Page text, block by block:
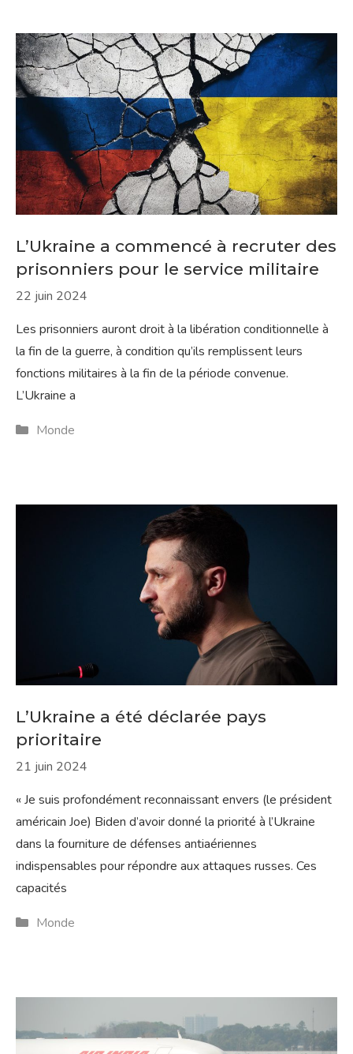
L’Ukraine a commencé à recruter des
prisonniers pour le service militaire
22 juin 2024
Les prisonniers auront droit à la libération conditionnelle à
la fin de la guerre, à condition qu’ils remplissent leurs
fonctions militaires à la fin de la période convenue.
L’Ukraine a
Catégories
Monde
L’Ukraine a été déclarée pays
prioritaire
21 juin 2024
« Je suis profondément reconnaissant envers (le président
américain Joe) Biden d’avoir donné la priorité à l’Ukraine
dans la fourniture de défenses antiaériennes
indispensables pour répondre aux attaques russes. Ces
capacités
Catégories
Monde